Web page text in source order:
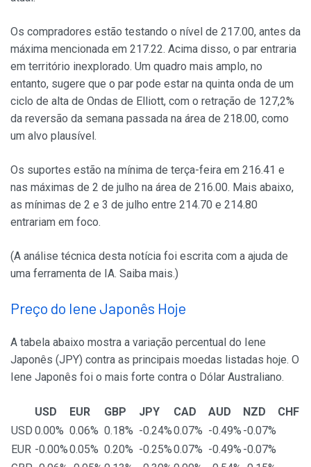
Os compradores estão testando o nível de 217.00, antes da
máxima mencionada em 217.22. Acima disso, o par entraria
em território inexplorado. Um quadro mais amplo, no
entanto, sugere que o par pode estar na quinta onda de um
ciclo de alta de Ondas de Elliott, com o retração de 127,2%
da reversão da semana passada na área de 218.00, como
um alvo plausível.
Os suportes estão na mínima de terça-feira em 216.41 e
nas máximas de 2 de julho na área de 216.00. Mais abaixo,
as mínimas de 2 e 3 de julho entre 214.70 e 214.80
entrariam em foco.
(A análise técnica desta notícia foi escrita com a ajuda de
uma ferramenta de IA. Saiba mais.)
Preço do Iene Japonês Hoje
A tabela abaixo mostra a variação percentual do Iene
Japonês (JPY) contra as principais moedas listadas hoje. O
Iene Japonês foi o mais forte contra o Dólar Australiano.
USD EUR GBP JPY CAD AUD NZD
CHF
USD 0.00% 0.06% 0.18% -0.24%0.07% -0.49% -0.07%
EUR -0.00%0.05% 0.20% -0.25%0.07% -0.49% -0.07%